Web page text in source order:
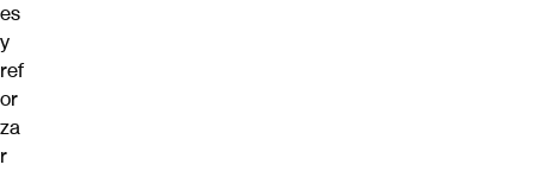
es
y
ref
or
za
r